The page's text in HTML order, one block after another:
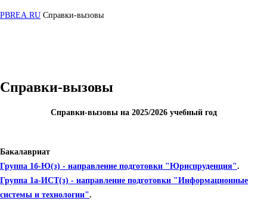
PBREA.RU Справки-вызовы
Справки-вызовы
Справки-вызовы на 2025/2026 учебный год
Бакалавриат
Группа 1б-Ю(з) - направление подготовки "Юриспруденция".
Группа 1а-ИСТ(з) - направление подготовки "Информационные
системы и технологии".